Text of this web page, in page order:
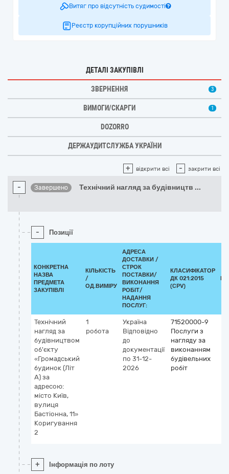
Витяг про відсутність судимості
Реєстр корупційних порушників
ДЕТАЛІ ЗАКУПІВЛІ
ЗВЕРНЕННЯ 3
ВИМОГИ/СКАРГИ 1
DOZORRO
ДЕРЖАУДИТСЛУЖБА УКРАЇНИ
+ відкрити всі - закрити всі
- Завершено Технічний нагляд за будівництв ...
- Позиції
КОНКРЕТНА
НАЗВА
ПРЕДМЕТА
ЗАКУПІВЛІ
КІЛЬКІСТЬ
/
ОД.ВИМІРУ
АДРЕСА
ДОСТАВКИ /
СТРОК
ПОСТАВКИ/
ВИКОНАННЯ
РОБІТ/
НАДАННЯ
ПОСЛУГ:
КЛАСИФІКАТОР
ДК 021:2015
(CPV)
Технічний
нагляд за
будівництвом
об'єкту
«Громадський
будинок (Літ
А) за
адресою:
місто Київ,
вулиця
Бастіонна, 11»
Коригування
2
1
робота
Україна
Відповідно
до
документації
по 31-12-
2026
71520000-9
Послуги з
нагляду за
виконанням
будівельних
робіт
+ Інформація по лоту